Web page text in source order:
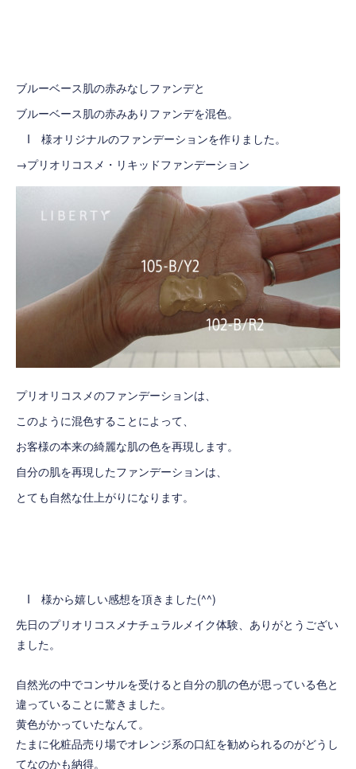
ブルーベース肌の赤みなしファンデと
ブルーベース肌の赤みありファンデを混色。
I 様オリジナルのファンデーションを作りました。
→プリオリコスメ・リキッドファンデーション
プリオリコスメのファンデーションは、
このように混色することによって、
お客様の本来の綺麗な肌の色を再現します。
自分の肌を再現したファンデーションは、
とても自然な仕上がりになります。
I 様から嬉しい感想を頂きました(^^)
先日のプリオリコスメナチュラルメイク体験、ありがとうござい
ました。
自然光の中でコンサルを受けると自分の肌の色が思っている色と
違っていることに驚きました。
黄色がかっていたなんて。
たまに化粧品売り場でオレンジ系の口紅を勧められるのがどうし
てなのかも納得。